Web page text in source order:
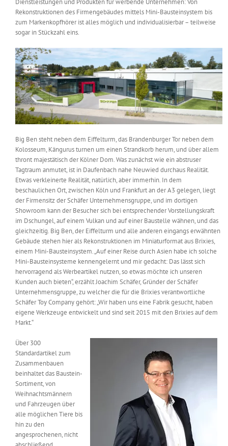
Kontakt
Messen & Events
Interviews
Wissen
Product Guide
Jobshop
Suche
nach:
Dienstleistungen und Produkten für werbende Unternehmen: Von
Rekonstruktionen des Firmengebäudes mittels Mini-Bausteinsystem bis
zum Markenkopfhörer ist alles möglich und individualisierbar – teilweise
sogar in Stückzahl eins.
Big Ben steht neben dem Eiffelturm, das Brandenburger Tor neben dem
Kolosseum, Kängurus turnen um einen Strandkorb herum, und über allem
thront majestätisch der Kölner Dom. Was zunächst wie ein abstruser
Tagtraum anmutet, ist in Daufenbach nahe Neuwied durchaus Realität.
Etwas verkleinerte Realität, natürlich, aber immerhin. In dem
beschaulichen Ort, zwischen Köln und Frankfurt an der A3 gelegen, liegt
der Firmensitz der Schäfer Unternehmensgruppe, und im dortigen
Showroom kann der Besucher sich bei entsprechender Vorstellungskraft
im Dschungel, auf einem Vulkan und auf einer Baustelle wähnen, und das
gleichzeitig. Big Ben, der Eiffelturm und alle anderen eingangs erwähnten
Gebäude stehen hier als Rekonstruktionen im Miniaturformat aus Brixies,
einem Mini-Bausteinsystem. „Auf einer Reise durch Asien habe ich solche
Mini-Bausteinsysteme kennengelernt und mir gedacht: Das lässt sich
hervorragend als Werbeartikel nutzen, so etwas möchte ich unseren
Kunden auch bieten“, erzählt Joachim Schäfer, Gründer der Schäfer
Unternehmensgruppe, zu welcher die für die Brixies verantwortliche
Schäfer Toy Company gehört: „Wir haben uns eine Fabrik gesucht, haben
eigene Werkzeuge entwickelt und sind seit 2015 mit den Brixies auf dem
Markt.“
Über 300
Standardartikel zum
Zusammenbauen
beinhaltet das Baustein-
Sortiment, von
Weihnachtsmännern
und Fahrzeugen über
alle möglichen Tiere bis
hin zu den
angesprochenen, nicht